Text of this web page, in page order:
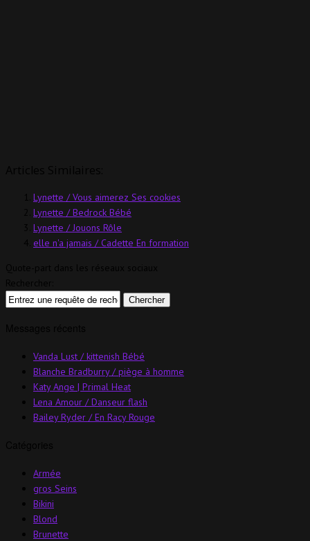
Lynette / Vous aimerez Ses cookies
Lynette / Bedrock Bébé
Lynette / Jouons Rôle
elle n'a jamais / Cadette En formation
Vanda Lust / kittenish Bébé
Blanche Bradburry / piège à homme
Katy Ange | Primal Heat
Lena Amour / Danseur flash
Bailey Ryder / En Racy Rouge
Armée
gros Seins
Bikini
Blond
Brunette